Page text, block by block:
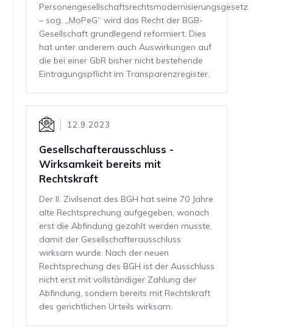
Personengesellschaftsrechtsmodernisierungsgesetz
– sog. „MoPeG“ wird das Recht der BGB-
Gesellschaft grundlegend reformiert. Dies
hat unter anderem auch Auswirkungen auf
die bei einer GbR bisher nicht bestehende
Eintragungspflicht im Transparenzregister.
12.9.2023
Gesellschafterausschluss -
Wirksamkeit bereits mit
Rechtskraft
Der II. Zi­vil­se­nat des BGH hat seine 70 Jahre
alte Recht­spre­chung auf­ge­ge­ben, wo­nach
erst die Ab­fin­dung ge­zahlt wer­den muss­te,
damit der Gesellschafterausschluss
wirksam wurde. Nach der neuen
Rechtsprechung des BGH ist der Ausschluss
nicht erst mit vollständiger Zahlung der
Abfindung, sondern bereits mit Rechtskraft
des gerichtlichen Urteils wirksam.